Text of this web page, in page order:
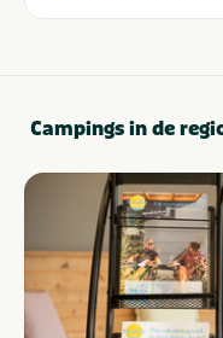
Campings in de